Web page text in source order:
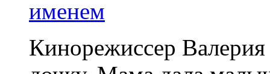
именем
Кинорежиссер